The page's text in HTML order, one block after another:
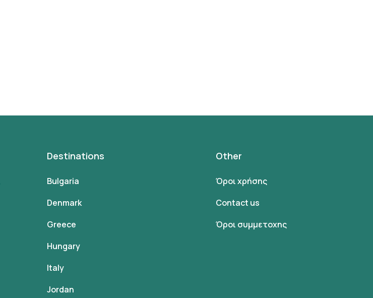
Destinations
Bulgaria
Denmark
Greece
Hungary
Italy
Jordan
Other
Όροι χρήσης
Contact us
Όροι συμμετοχης